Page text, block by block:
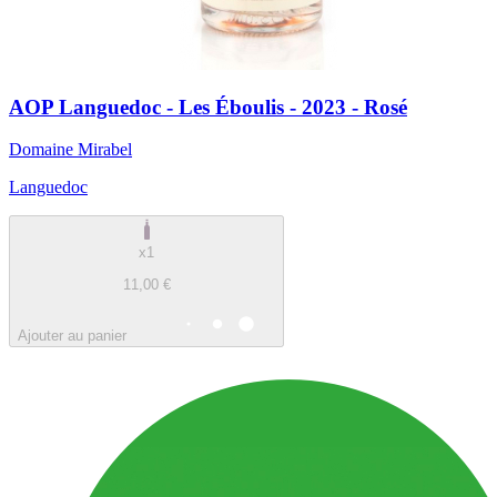
AOP Languedoc - Les Éboulis - 2023 - Rosé
Domaine Mirabel
Languedoc
x1
11,00 €
Ajouter au panier